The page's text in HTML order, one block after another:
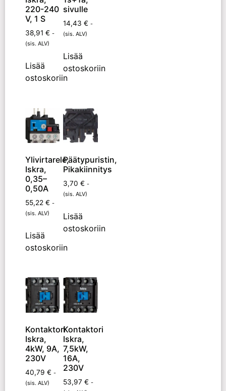
220-240
V, 1 S
38,91 € -
(sis. ALV)
Lisää
ostoskoriin
sivulle
14,43 € -
(sis. ALV)
Lisää
ostoskoriin
Ylivirtarele,
Iskra,
0,35–
0,50A
55,22 € -
(sis. ALV)
Lisää
ostoskoriin
Päätypuristin,
Pikakiinnitys
3,70 € -
(sis. ALV)
Lisää
ostoskoriin
Kontaktori
Iskra,
4kW, 9A,
230V
40,79 € -
(sis. ALV)
Kontaktori
Iskra,
7,5kW,
16A,
230V
53,97 € -